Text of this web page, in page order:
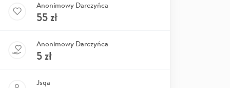
Anonimowy Darczyńca
55zł
Anonimowy Darczyńca
5zł
Jsqa